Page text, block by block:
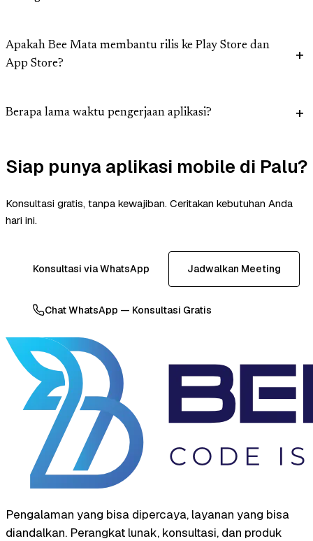
Apakah Bee Mata membantu rilis ke Play Store dan
App Store?
Berapa lama waktu pengerjaan aplikasi?
Siap punya aplikasi mobile di Palu?
Konsultasi gratis, tanpa kewajiban. Ceritakan kebutuhan Anda
hari ini.
Konsultasi via WhatsApp Jadwalkan Meeting
Chat WhatsApp — Konsultasi Gratis
Pengalaman yang bisa dipercaya, layanan yang bisa
diandalkan. Perangkat lunak, konsultasi, dan produk